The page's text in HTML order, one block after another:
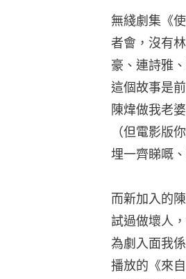
無綫劇集《
者會，沒有
豪、連詩雅
這個故事是
陳煒做我老
（但電影版
埋一齊睇嘅
而新加入的
試過做壞人
為劇入面我
播放的《來